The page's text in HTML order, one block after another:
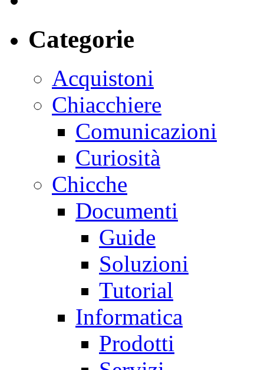
Categorie
Acquistoni
Chiacchiere
Comunicazioni
Curiosità
Chicche
Documenti
Guide
Soluzioni
Tutorial
Informatica
Prodotti